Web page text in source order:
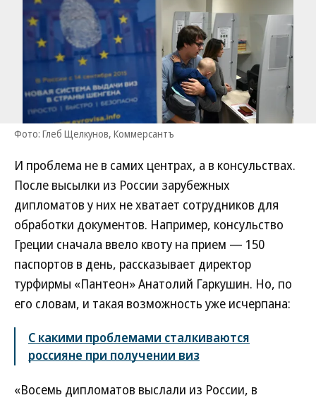
Фото: Глеб Щелкунов, Коммерсантъ
И проблема не в самих центрах, а в консульствах.
После высылки из России зарубежных
дипломатов у них не хватает сотрудников для
обработки документов. Например, консульство
Греции сначала ввело квоту на прием — 150
паспортов в день, рассказывает директор
турфирмы «Пантеон» Анатолий Гаркушин. Но, по
его словам, и такая возможность уже исчерпана:
С какими проблемами сталкиваются
россияне при получении виз
«Восемь дипломатов выслали из России, в